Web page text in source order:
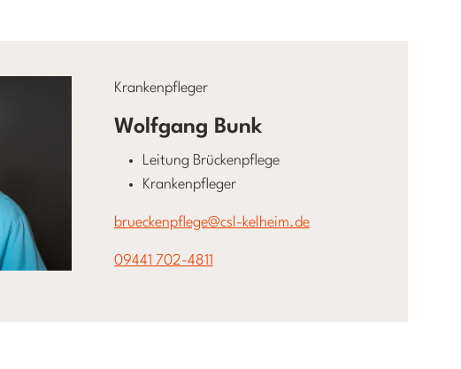
Krankenpfleger
Wolfgang Bunk
Leitung Brückenpflege
Krankenpfleger
brueckenpflege@csl-kelheim.de
09441 702-4811